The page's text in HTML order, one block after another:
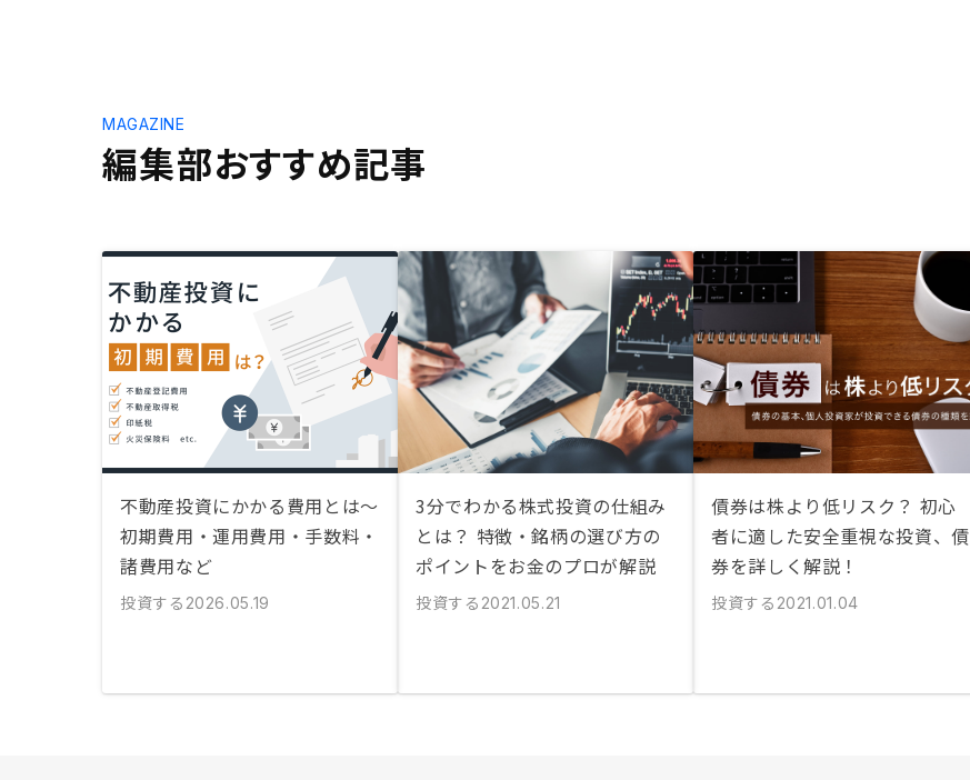
編集部おすすめ記事
MAGAZINE
不動産投資にかかる費用とは〜
初期費用・運用費用・手数料・
諸費用など
投資する 2026.05.19
3分でわかる株式投資の仕組み
とは？ 特徴・銘柄の選び方の
ポイントをお金のプロが解説
投資する 2021.05.21
債券は株より低リスク？ 初心
者に適した安全重視な投資、債
券を詳しく解説！
投資する 2021.01.04